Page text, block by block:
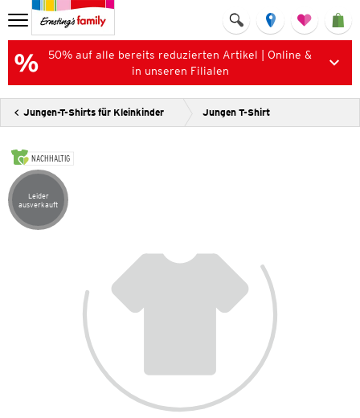
50% auf alle bereits reduzierten Artikel | Online &
in unseren Filialen
Jungen-T-Shirts für Kleinkinder Jungen T-Shirt
NACHHALTIG
Artikel leider ausverkauft
Leider
ausverkauft